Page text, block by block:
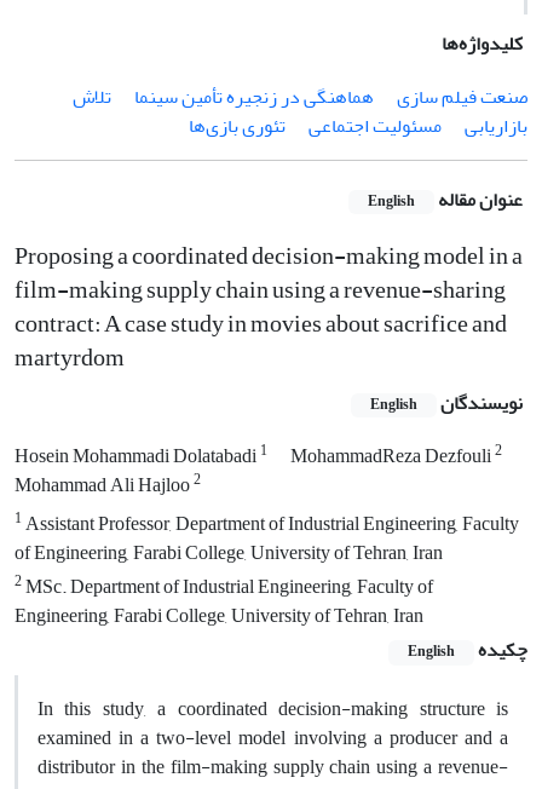
کلیدواژه‌ها
صنعت فیلم سازی
هماهنگی در زنجیره تأمین سینما
تلاش
بازاریابی
مسئولیت اجتماعی تئوری بازی‌ها
عنوان مقاله English
Proposing a coordinated decision-making model in a
film-making supply chain using a revenue-sharing
contract: A case study in movies about sacrifice and
martyrdom
نویسندگان English
Hosein Mohammadi Dolatabadi1 MohammadReza Dezfouli2
Mohammad Ali Hajloo2
1Assistant Professor, Department of Industrial Engineering, Faculty
of Engineering, Farabi College, University of Tehran, Iran
2MSc. Department of Industrial Engineering, Faculty of
Engineering, Farabi College, University of Tehran, Iran
چکیده
English
In this study, a coordinated decision-making structure is
examined in a two-level model involving a producer and a
distributor in the film-making supply chain using a revenue-